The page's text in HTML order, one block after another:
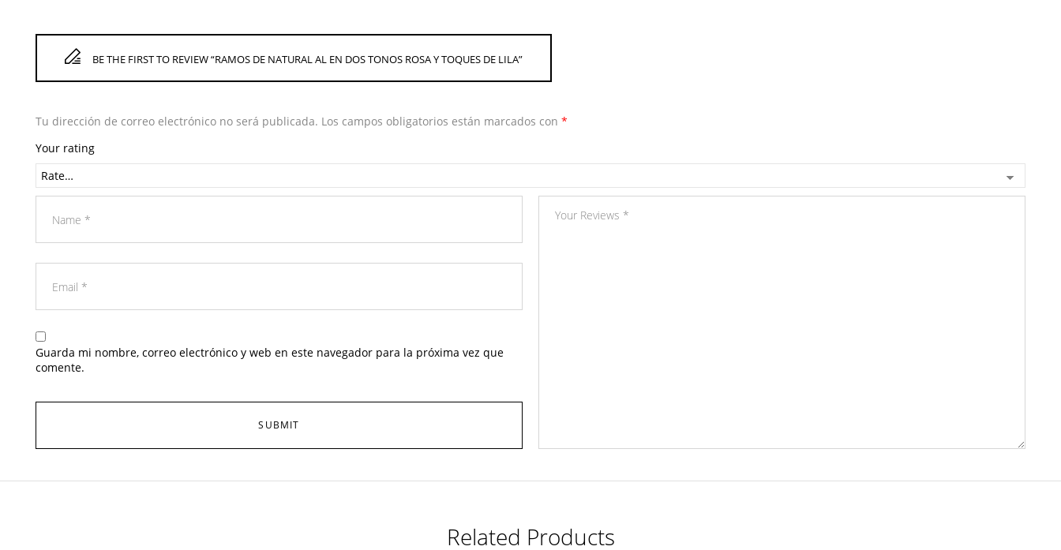
BE THE FIRST TO REVIEW “RAMOS DE NATURAL AL EN DOS TONOS ROSA Y TOQUES DE LILA”
Tu dirección de correo electrónico no será publicada. Los campos obligatorios están marcados con *
Your rating
Guarda mi nombre, correo electrónico y web en este navegador para la próxima vez que
comente.
Related Products